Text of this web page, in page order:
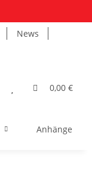
News
0,00 €
Anhänger